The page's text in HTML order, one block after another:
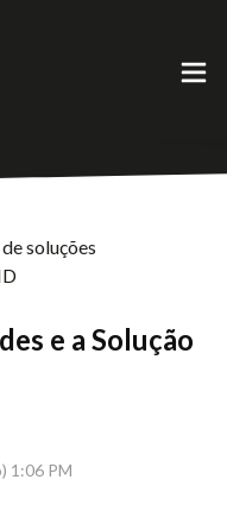
soluções
e a Solução
1:06 PM